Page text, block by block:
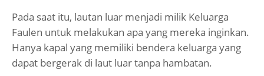
Pada saat itu, lautan luar menjadi milik Keluarga
Faulen untuk melakukan apa yang mereka inginkan.
Hanya kapal yang memiliki bendera keluarga yang
dapat bergerak di laut luar tanpa hambatan.